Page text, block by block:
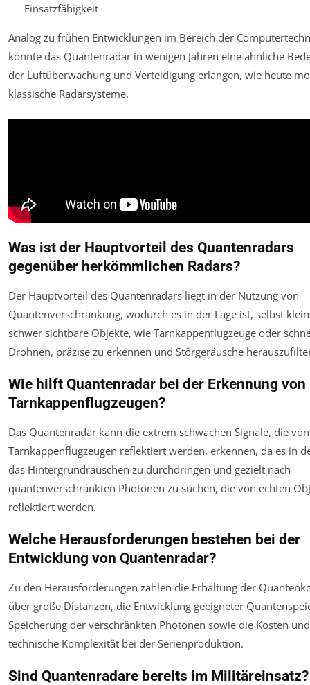
Einsatzfähigkeit
Analog zu frühen Entwicklungen im Bereich der
könnte das Quantenradar in wenigen Jahren eine ähnliche
der Luftüberwachung und Verteidigung erlangen, wie heute
klassische Radarsysteme.
Was ist der Hauptvorteil des Quantenradars
gegenüber herkömmlichen Radars?
Der Hauptvorteil des Quantenradars liegt in der Nutzung von
Quantenverschränkung, wodurch es in der Lage ist, selbst
schwer sichtbare Objekte, wie Tarnkappenflugzeuge oder
Drohnen, präzise zu erkennen und Störgeräusche
Wie hilft Quantenradar bei der Erkennung von
Tarnkappenflugzeugen?
Das Quantenradar kann die extrem schwachen Signale, die von
Tarnkappenflugzeugen reflektiert werden, erkennen, da es in
das Hintergrundrauschen zu durchdringen und gezielt nach
quantenverschränkten Photonen zu suchen, die von echten
reflektiert werden.
Welche Herausforderungen bestehen bei der
Entwicklung von Quantenradar?
Zu den Herausforderungen zählen die Erhaltung der
über große Distanzen, die Entwicklung geeigneter
Speicherung der verschränkten Photonen sowie die Kosten und
technische Komplexität bei der Serienproduktion.
Sind Quantenradare bereits im Militäreinsatz?